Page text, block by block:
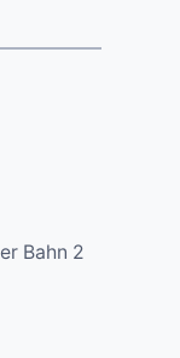
Bahn 2